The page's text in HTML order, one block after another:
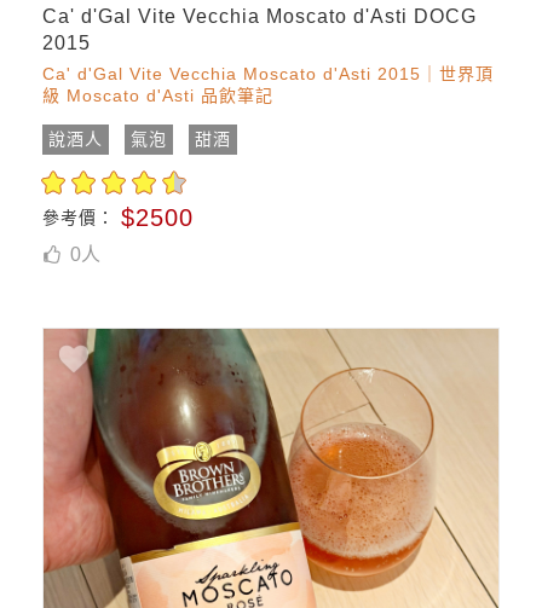
Ca' d'Gal Vite Vecchia Moscato d'Asti DOCG
2015
Ca' d'Gal Vite Vecchia Moscato d'Asti 2015｜世界頂
級 Moscato d'Asti 品飲筆記
說酒人 氣泡 甜酒
參考價： $2500
0人